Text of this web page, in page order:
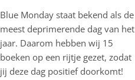
Blue Monday staat bekend als de
meest deprimerende dag van het
jaar. Daarom hebben wij 15
boeken op een rijtje gezet, zodat
jij deze dag positief doorkomt!